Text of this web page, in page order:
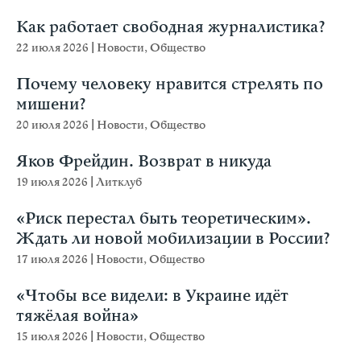
Как работает свободная журналистика?
22 июля 2026 Новости,Общество
Почему человеку нравится стрелять по
мишени?
20 июля 2026 Новости,Общество
Яков Фрейдин. Возврат в никуда
19 июля 2026 Литклуб
«Риск перестал быть теоретическим».
Ждать ли новой мобилизации в России?
17 июля 2026 Новости,Общество
«Чтобы все видели: в Украине идёт
тяжёлая война»
15 июля 2026 Новости,Общество